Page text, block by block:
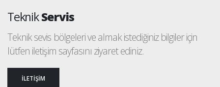
TeknikServis
Teknik sevis bölgeleri ve almak istediğiniz bilgiler için
lütfen iletişim sayfasını ziyaret ediniz.
İLETİŞİM